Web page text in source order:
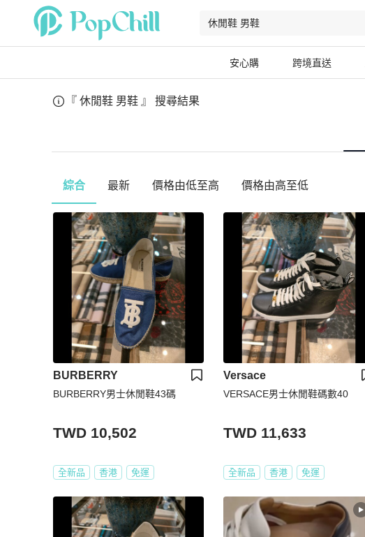
安心購 跨境直送
『 休閒鞋 男鞋 』 搜尋結果
綜合 最新 價格由低至高 價格由高至低
BURBERRY
BURBERRY男士休閒鞋43碼
TWD 10,502
全新品 香港 免運
Versace
VERSACE男士休閒鞋碼數40
TWD 11,633
全新品 香港 免運